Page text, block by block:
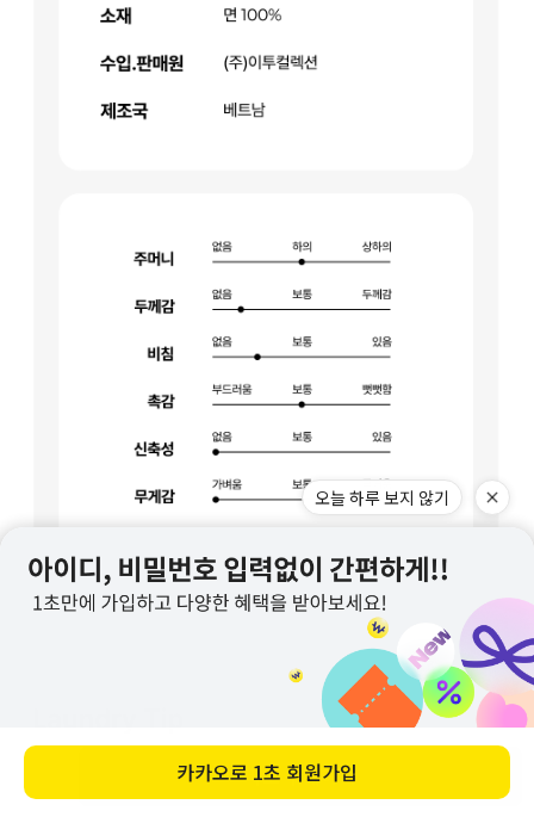
바로 구매하기
오늘 하루 보지 않기
카카오로 1초 회원가입